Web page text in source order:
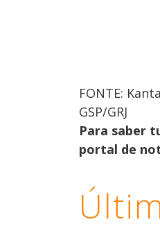
FONTE:
GSP/GRJ
Para saber
portal de